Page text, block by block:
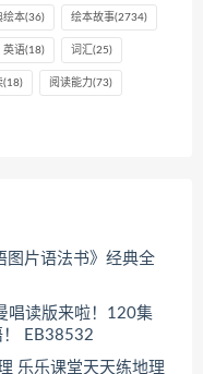
绘本(36) 绘本故事(2734)
英语(18) 词汇 (25)
(18) 阅读能力 (73)
图片语法书》经典全
唱读版来啦！120集
EB38532
乐乐课堂天天练地理